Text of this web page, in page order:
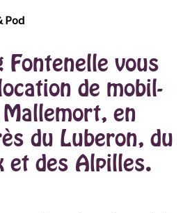
Pod
Fontenelle vous
de mobil-
Mallemort, en
du Luberon, du
et des Alpilles.